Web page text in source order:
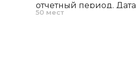
отчетный период. Дата
открытия, меню и
50 мест